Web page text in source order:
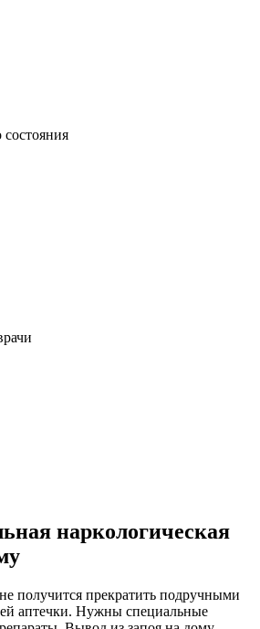
наркологическая
получится прекратить подручными
аптечки. Нужны специальные